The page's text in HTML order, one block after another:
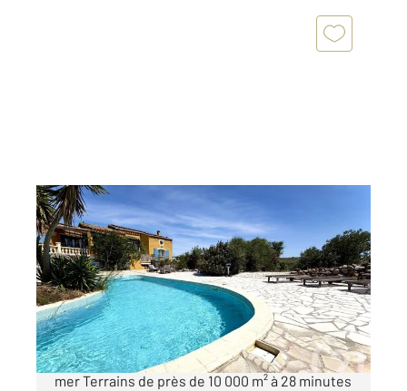
LA PALME 11
226 m2, 6 pièces
Ref : 5776
Maison à vendre
895 000 €
Propriété d'exception Vue panoramique sur la
mer Terrains de près de 10 000 m² à 28 minutes